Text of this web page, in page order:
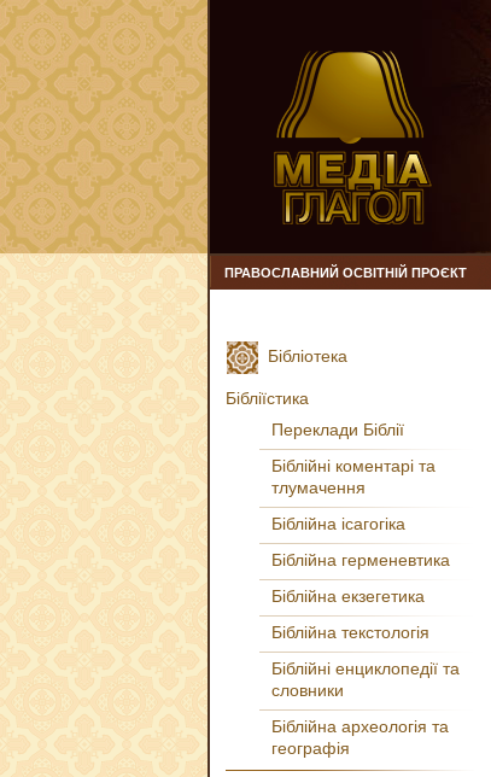
ПРАВОСЛАВНИЙ ОСВІТНІЙ ПРОЄКТ
Бібліотека
Бібліїстика
Переклади Біблії
Біблійні коментарі та
тлумачення
Біблійна ісагогіка
Біблійна герменевтика
Біблійна екзегетика
Біблійна текстологія
Біблійні енциклопедії та
словники
Біблійна археологія та
географія